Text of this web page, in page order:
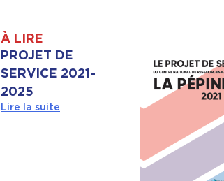
À LIRE
PROJET DE
SERVICE 2021-
2025
Lire la suite